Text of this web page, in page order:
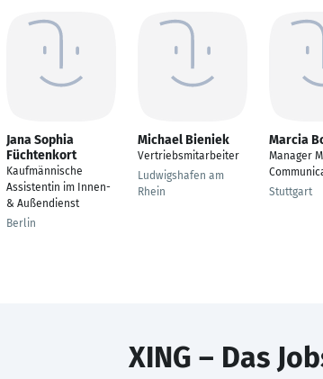
Jana Sophia
Füchtenkort
Kaufmännische
Assistentin im Innen-
& Außendienst
Berlin
Michael Bieniek
Vertriebsmitarbeiter
Ludwigshafen am
Rhein
Marcia
Manager
Stuttgart
XING – Das